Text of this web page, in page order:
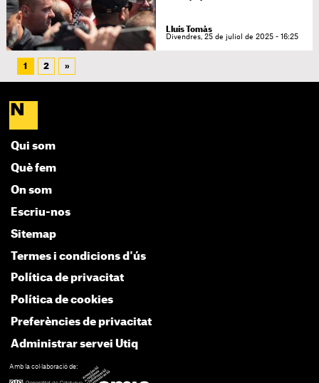
Lluís Tomàs
Divendres, 25 de juliol de 2025 - 16:25
1 2 »
Qui som
Què fem
On som
Escriu-nos
Sitemap
Termes i condicions d'ús
Política de privacitat
Política de cookies
Preferències de privacitat
Administrar servei Utiq
Amb la col·laboració de: